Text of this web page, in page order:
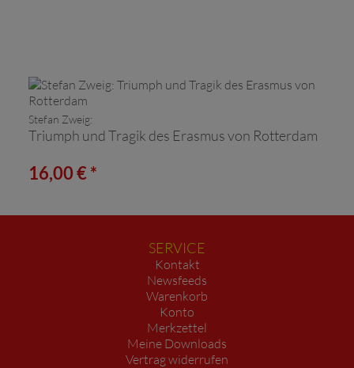
Stefan Zweig:
Triumph und Tragik des Erasmus von Rotterdam
16,00 € *
SERVICE
Kontakt
Newsfeeds
Warenkorb
Konto
Merkzettel
Meine Downloads
Vertrag widerrufen